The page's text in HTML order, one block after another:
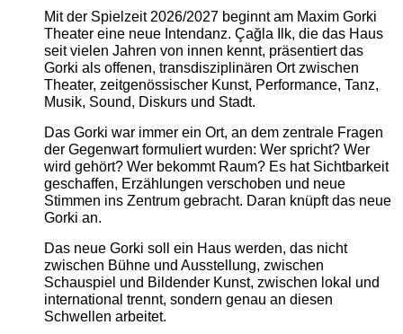
Mit der Spielzeit 2026/2027 beginnt am Maxim Gorki
Theater eine neue Intendanz. Çağla Ilk, die das Haus
seit vielen Jahren von innen kennt, präsentiert das
Gorki als offenen, transdisziplinären Ort zwischen
Theater, zeitgenössischer Kunst, Performance, Tanz,
Musik, Sound, Diskurs und Stadt.
Das Gorki war immer ein Ort, an dem zentrale Fragen
der Gegenwart formuliert wurden: Wer spricht? Wer
wird gehört? Wer bekommt Raum? Es hat Sichtbarkeit
geschaffen, Erzählungen verschoben und neue
Stimmen ins Zentrum gebracht. Daran knüpft das neue
Gorki an.
Das neue Gorki soll ein Haus werden, das nicht
zwischen Bühne und Ausstellung, zwischen
Schauspiel und Bildender Kunst, zwischen lokal und
international trennt, sondern genau an diesen
Schwellen arbeitet.